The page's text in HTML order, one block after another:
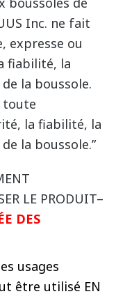
Inc. ne fait
expresse ou
fiabilité, la
la boussole.
toute
la fiabilité, la
la boussole.”
LE PRODUIT–
DES
usages
être utilisé EN